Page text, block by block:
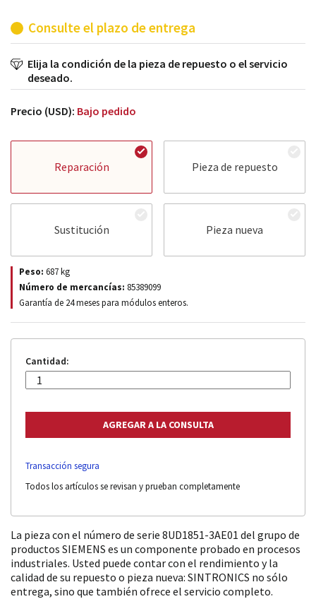
Consulte el plazo de entrega
Elija la condición de la pieza de repuesto o el servicio
deseado.
Precio (USD): Bajo pedido
Reparación Pieza de repuesto
Sustitución Pieza nueva
Peso: 687kg
Número de mercancías: 85389099
Garantía de 24 meses para módulos enteros.
Cantidad:
Transacción segura
Todos los artículos se revisan y prueban completamente
La pieza con el número de serie 8UD1851-3AE01 del grupo de
productos SIEMENS es un componente probado en procesos
industriales. Usted puede contar con el rendimiento y la
calidad de su repuesto o pieza nueva: SINTRONICS no sólo
entrega, sino que también ofrece el servicio completo.